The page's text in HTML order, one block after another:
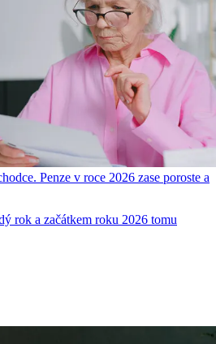
Penze v roce 2026 zase poroste a
rok a začátkem roku 2026 tomu